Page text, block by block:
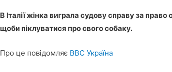
В Італії жінка виграла судову справу за
щоби піклуватися про свого собаку.
Про це повідомляє ВВС Україна